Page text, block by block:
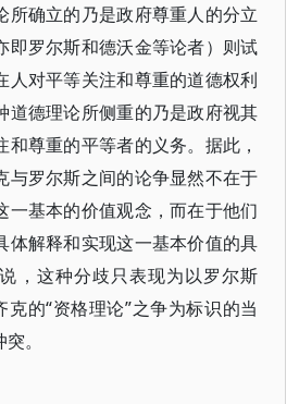
所确立的乃是政府尊重人的分立
即罗尔斯和德沃金等论者）则试
人对平等关注和尊重的道德权利
道德理论所侧重的乃是政府视其
和尊重的平等者的义务。据此，
与罗尔斯之间的论争显然不在于
一基本的价值观念，而在于他们
体解释和实现这一基本价值的具
，这种分歧只表现为以罗尔斯
克的“资格理论”之争为标识的当
。